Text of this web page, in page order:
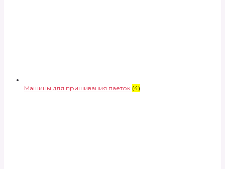
Машины для пришивания паеток (4)